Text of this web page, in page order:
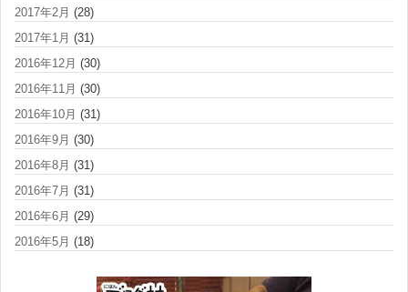
2017年2月 (28)
2017年1月 (31)
2016年12月 (30)
2016年11月 (30)
2016年10月 (31)
2016年9月 (30)
2016年8月 (31)
2016年7月 (31)
2016年6月 (29)
2016年5月 (18)